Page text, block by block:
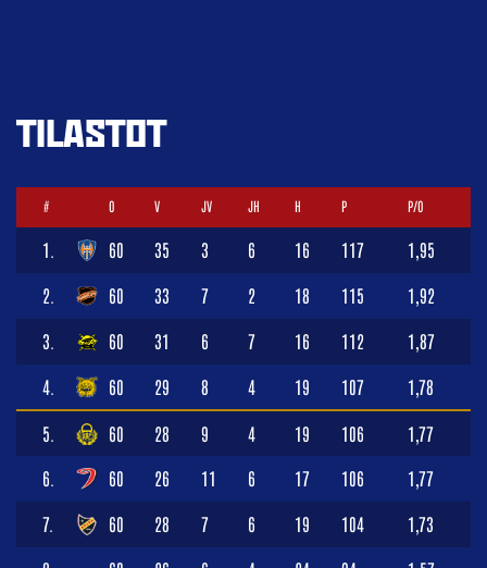
TILASTOT
# O V JV JH H P P/O
1. 60 35 3 6 16 117 1,95
2. 60 33 7 2 18 115 1,92
3. 60 31 6 7 16 112 1,87
4. 60 29 8 4 19 107 1,78
5. 60 28 9 4 19 106 1,77
6. 60 26 11 6 17 106 1,77
7. 60 28 7 6 19 104 1,73